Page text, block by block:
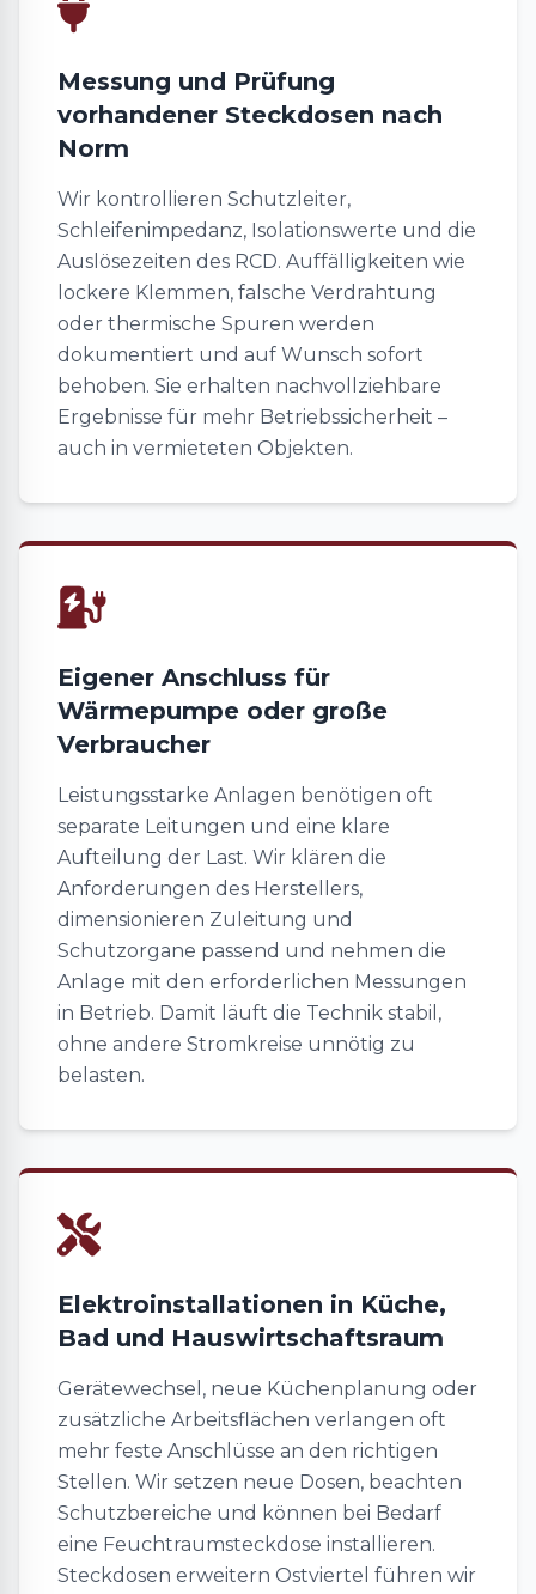
Messung und Prüfung
vorhandener Steckdosen nach
Norm
Wir kontrollieren Schutzleiter,
Schleifenimpedanz, Isolationswerte und die
Auslösezeiten des RCD. Auffälligkeiten wie
lockere Klemmen, falsche Verdrahtung
oder thermische Spuren werden
dokumentiert und auf Wunsch sofort
behoben. Sie erhalten nachvollziehbare
Ergebnisse für mehr Betriebssicherheit –
auch in vermieteten Objekten.
Eigener Anschluss für
Wärmepumpe oder große
Verbraucher
Leistungsstarke Anlagen benötigen oft
separate Leitungen und eine klare
Aufteilung der Last. Wir klären die
Anforderungen des Herstellers,
dimensionieren Zuleitung und
Schutzorgane passend und nehmen die
Anlage mit den erforderlichen Messungen
in Betrieb. Damit läuft die Technik stabil,
ohne andere Stromkreise unnötig zu
belasten.
Elektroinstallationen in Küche,
Bad und Hauswirtschaftsraum
Gerätewechsel, neue Küchenplanung oder
zusätzliche Arbeitsflächen verlangen oft
mehr feste Anschlüsse an den richtigen
Stellen. Wir setzen neue Dosen, beachten
Schutzbereiche und können bei Bedarf
eine Feuchtraumsteckdose installieren.
Steckdosen erweitern Ostviertel führen wir